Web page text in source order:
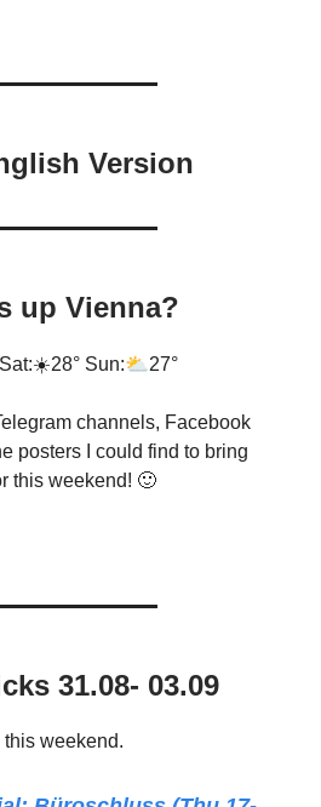
Version
up Vienna?
Sun:⛅27°
channels, Facebook
posters I could find to bring
this weekend! 🙂
31.08- 03.09
this weekend.